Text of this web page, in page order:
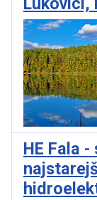
HE Fala